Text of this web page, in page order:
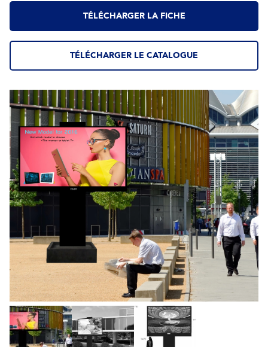
TÉLÉCHARGER LA FICHE
TÉLÉCHARGER LE CATALOGUE